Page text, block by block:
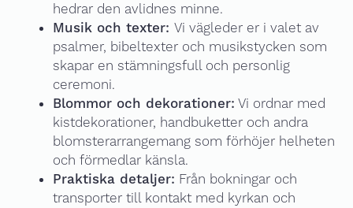
hedrar den avlidnes minne.
Musik och texter: Vi vägleder er i valet av
psalmer, bibeltexter och musikstycken som
skapar en stämningsfull och personlig
ceremoni.
Blommor och dekorationer: Vi ordnar med
kistdekorationer, handbuketter och andra
blomsterarrangemang som förhöjer helheten
och förmedlar känsla.
Praktiska detaljer: Från bokningar och
transporter till kontakt med kyrkan och